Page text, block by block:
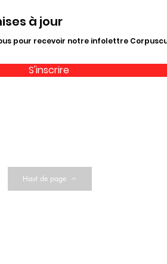
à jour
pour recevoir notre infolettre
S'inscrire
Haut de page